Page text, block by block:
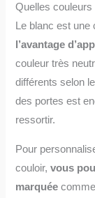
Quelles
Le blanc est
l’avantage
couleur très
différents selon
des portes est
ressortir.
Pour
couloir,vous
marquée